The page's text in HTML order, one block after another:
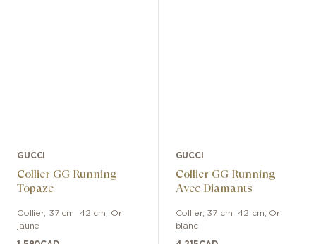
GUCCI
Collier GG Running
Topaze
Collier, 37 cm  42 cm
Or
jaune
GUCCI
Collier GG Running
Avec Diamants
Collier, 37 cm  42 cm
Or
blanc